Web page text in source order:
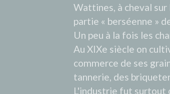
Wattines, à cheval
partie « berséenne »
Un peu à la fois les
Au XIXe siècle on
commerce de ses
tannerie, des
L'industrie fut surtout